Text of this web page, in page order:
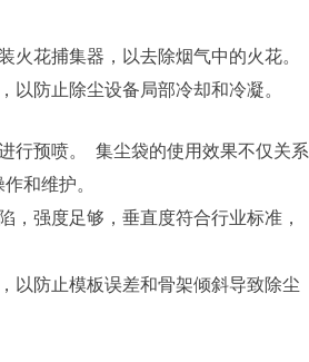
火花捕集器，以去除烟气中的火花。
以防止除尘设备局部冷却和冷凝。
行预喷。 集尘袋的使用效果不仅关系
作和维护。
，强度足够，垂直度符合行业标准，
以防止模板误差和骨架倾斜导致除尘